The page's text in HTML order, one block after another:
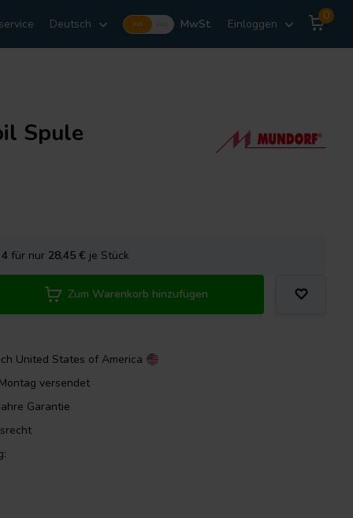
Deutsch Incl. MwSt. Einloggen
0
Spule
4 für nur 28,45 € je Stück
Zum Warenkorb hinzufügen
United States of America
versendet
Garantie